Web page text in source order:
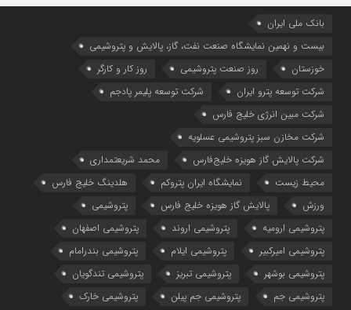
بانک ملی ایران
بیست و نهمین نمایشگاه صنعت نفت، گاز، پالایش و پتروشیمی
خوزستان
روز صنعت پتروشیمی
روز کار و کارگر
شركت توسعه پترو ایران
شرکت توسعه پلیمر پادجم
شرکت مبین انرژی خلیج فارس
شرکت مخازن سبز پتروشیمی عسلویه
شرکت پالایش گاز هویزه خلیج‌فارس
محمد شریعتمداری
محیط زیست
نمایشگاه ایران پتروکم
هلدینگ خلیج فارس
ورزش
پالایش گاز هویزه خلیج فارس
پتروشیمی
پتروشیمی ارومیه
پتروشیمی اروند
پتروشیمی اصفهان
پتروشیمی امیرکبیر
پتروشیمی ایلام
پتروشیمی بندرامام
پتروشیمی بوشهر
پتروشیمی تبریز
پتروشیمی تندگویان
پتروشیمی جم
پتروشیمی جم پیلن پتروشیمی خارک